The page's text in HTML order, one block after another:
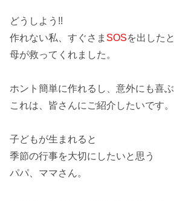
どうしよう!!
作れない私、すぐさま SOSを出した
母が救ってくれました。
ホント簡単に作れるし、意外にも喜
これは、皆さんにご紹介したいです。
子どもが生まれると
季節の行事を大切にしたいと思う
パパ、ママさん。